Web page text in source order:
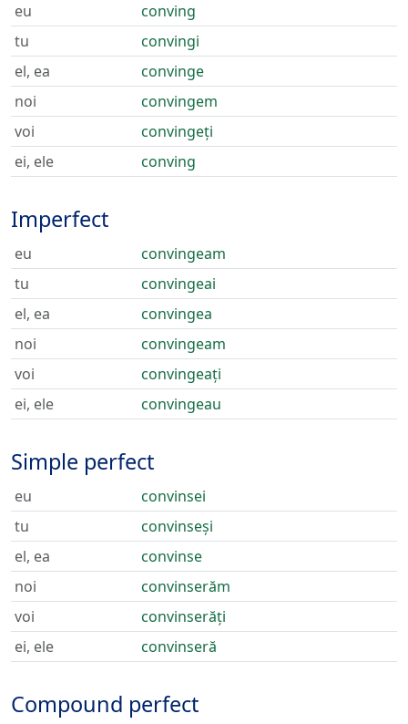
eu
conving
tu
convingi
el, ea
convinge
noi
convingem
voi
convingeți
ei, ele
conving
Imperfect
eu
convingeam
tu
convingeai
el, ea
convingea
noi
convingeam
voi
convingeați
ei, ele
convingeau
Simple perfect
eu
convinsei
tu
convinseși
el, ea
convinse
noi
convinserăm
voi
convinserăți
ei, ele
convinseră
Compound perfect